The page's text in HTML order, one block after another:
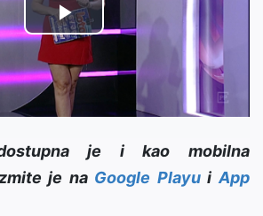
Play
Video
dostupna je i kao mobilna
je na Google PlayuiApp